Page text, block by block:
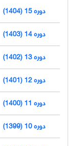
دوره 15 (1404)
دوره 14 (1403)
دوره 13 (1402)
دوره 12 (1401)
دوره 11 (1400)
دوره 10 (1399)